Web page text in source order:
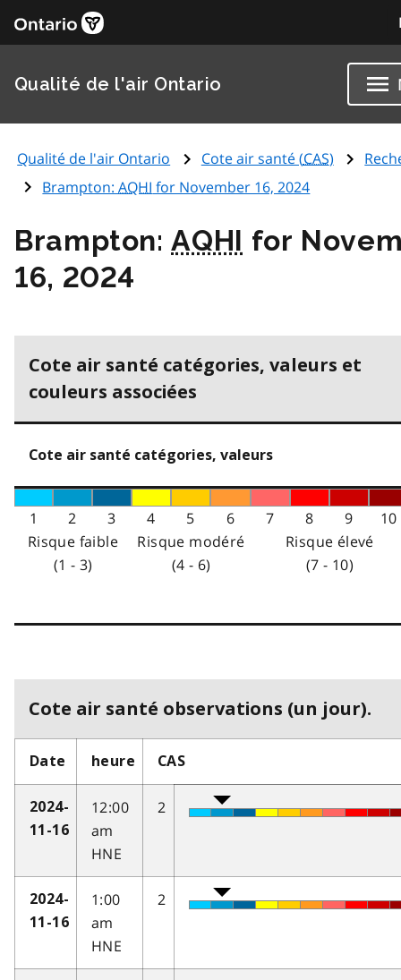
Qualité de l'air Ontario
Qualité de l'air Ontario Cote air santé (CAS)
Brampton:AQHI for November 16, 2024
Brampton:AQHI for
16, 2024
Cote air santé catégories, valeurs et
couleurs associées
Cote air santé catégories, valeurs
1 2 3 4 5 6 7 8 9
10
Risque faible
(1 - 3)
Risque modéré
(4 - 6)
Risque élevé
(7 - 10)
Cote air santé observations (un jour).
Date heure CAS
2024-
11-16
12:00
am
HNE
2
2024-
11-16
1:00
am
HNE
2